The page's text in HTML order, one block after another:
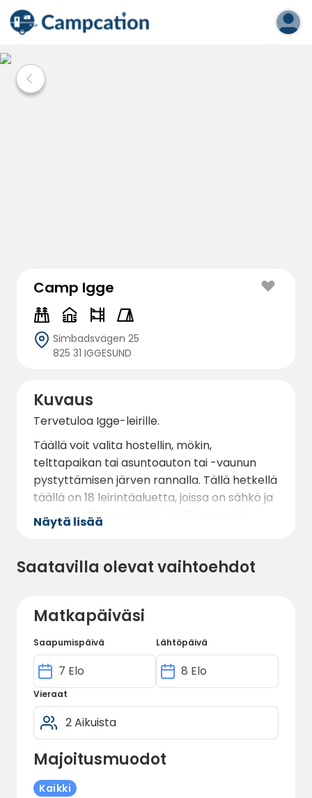
Camp Igge
Simbadsvägen 25
825 31 IGGESUND
Kuvaus
Tervetuloa Igge-leirille.
Täällä voit valita hostellin, mökin,
telttapaikan tai asuntoauton tai -vaunun
pystyttämisen järven rannalla. Tällä hetkellä
täällä on 18 leirintäaluetta, joissa on sähkö ja
suurin osa ilman sähköä. Meillä on myös
runsaasti telttapaikkoja niille, jotka haluavat
leirintäalueilla.
täällä voit myös pelata minigolfia. Alue on
myös mukautettu vammaisille.
Näytä lisää
Saatavilla olevat vaihtoehdot
Matkapäiväsi
Saapumispäivä Lähtöpäivä
Vieraat
Majoitusmuodot
Kaikki